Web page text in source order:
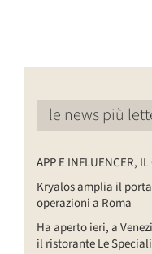
le news più
APP E INFLUENCER,
Kryalos amplia il
operazioni a Roma
Ha aperto ieri, a
il ristorante Le